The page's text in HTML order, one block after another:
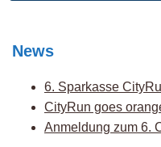
News
6. Sparkasse
CityRun goes
Anmeldung zum 6.